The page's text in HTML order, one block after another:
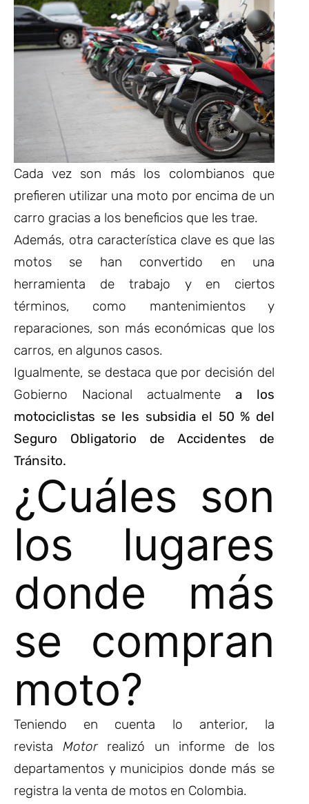
Cada vez son más los colombianos que
prefieren utilizar una moto por encima de un
carro gracias a los beneficios que les trae.
Además, otra característica clave es que las
motos se han convertido en una
herramienta de trabajo y en ciertos
términos, como mantenimientos y
reparaciones, son más económicas que los
carros, en algunos casos.
Igualmente, se destaca que por decisión del
Gobierno Nacional actualmente a los
motociclistas se les subsidia el 50 % del
Seguro Obligatorio de Accidentes de
Tránsito.
¿Cuáles son
los lugares
donde más
se compran
moto?
Teniendo en cuenta lo anterior, la
revista Motor realizó un informe de los
departamentos y municipios donde más se
registra la venta de motos en Colombia.